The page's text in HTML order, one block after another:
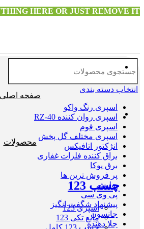
HERE OR JUST REMOVE IT…
انتخاب دسته بندی
اسپری رنگ واکو
اسپری روان کننده RZ-40
اسپری فوم
اسپری مختلف گل پخش
انژکتور اتافیکس
براق کننده فلزات غفاری
برق پوکا
پر فروش ترین ها
پولیش
پی وی سی
پیشنهاد شگفت انگیز
جانسون
جلا دهنده
صفحه اصلی
محصولات
چسب 123
اسپری 123
مایع تکی 123
چسب 123 کامل